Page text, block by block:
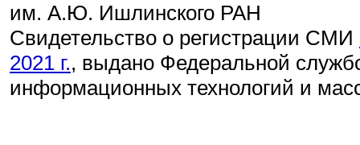
им. А.Ю. Ишлинского РАН
Свидетельство о регистрации СМИ
2021 г., выдано Федеральной
информационных технологий и